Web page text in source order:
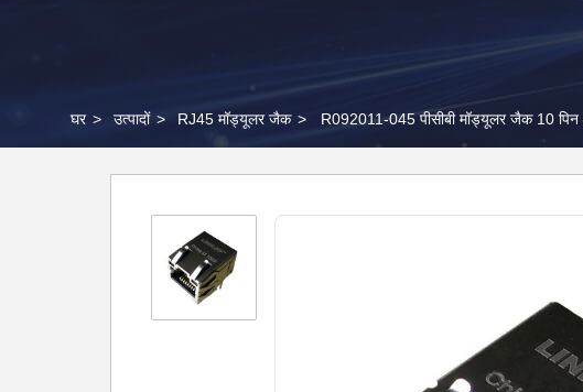
घर > उत्पादों > RJ45 मॉड्यूलर जैक > R092011-045 पीसीबी मॉड्यूलर जैक 10